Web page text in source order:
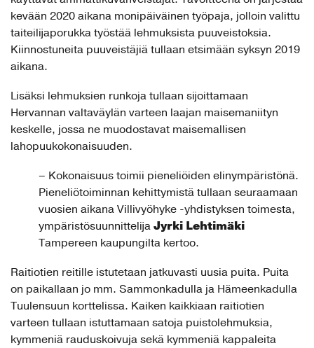
kevään 2020 aikana monipäiväinen työpaja, jolloin valittu
taiteilijaporukka työstää lehmuksista puuveistoksia.
Kiinnostuneita puuveistäjiä tullaan etsimään syksyn 2019
aikana.
Lisäksi lehmuksien runkoja tullaan sijoittamaan
Hervannan valtaväylän varteen laajan maisemaniityn
keskelle, jossa ne muodostavat maisemallisen
lahopuukokonaisuuden.
– Kokonaisuus toimii pieneliöiden elinympäristönä.
Pieneliötoiminnan kehittymistä tullaan seuraamaan
vuosien aikana Villivyöhyke -yhdistyksen toimesta,
ympäristösuunnittelija Jyrki Lehtimäki
Tampereen kaupungilta kertoo.
Raitiotien reitille istutetaan jatkuvasti uusia puita. Puita
on paikallaan jo mm. Sammonkadulla ja Hämeenkadulla
Tuulensuun korttelissa. Kaiken kaikkiaan raitiotien
varteen tullaan istuttamaan satoja puistolehmuksia,
kymmeniä rauduskoivuja sekä kymmeniä kappaleita